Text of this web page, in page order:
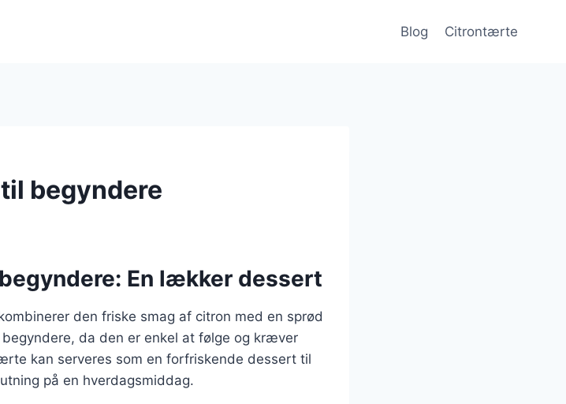
Blog Citrontærte
begyndere
En lækker dessert
den friske smag af citron med en sprød
da den er enkel at følge og kræver
kan serveres som en forfriskende dessert til
på en hverdagsmiddag.